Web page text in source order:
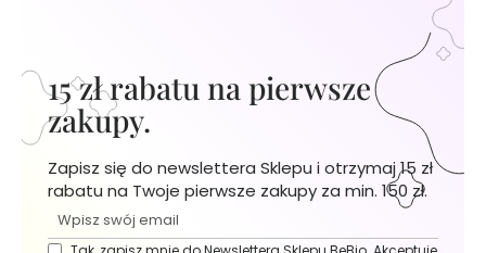
ą
k
Ż
e
l
p
15 zł rabatu na pierwsze
zakupy.
Zapisz się do newslettera Sklepu i otrzymaj 15 zł
rabatu na Twoje pierwsze zakupy za min. 150 zł.